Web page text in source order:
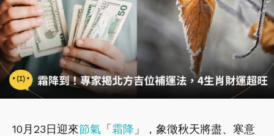
10月23日迎來節氣 「霜降 」，象徵秋天將盡、寒意